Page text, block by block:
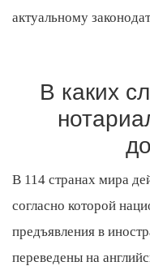
актуальному
В каких
В 114 странах мира
согласно которой
предъявления в
переведены на